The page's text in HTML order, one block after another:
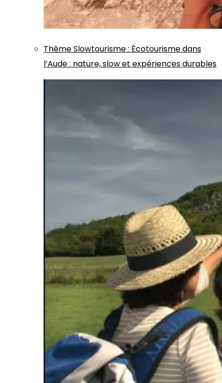
ThèmeSlowtourisme: Écotourisme dans
l’Aude : nature, slow et expériences durables